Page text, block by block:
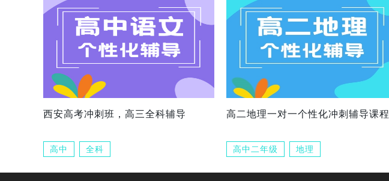
西安高考冲刺班，高三全科辅导
高中 全科
高二地理一对一个性化冲刺辅导课程
高中二年级 地理